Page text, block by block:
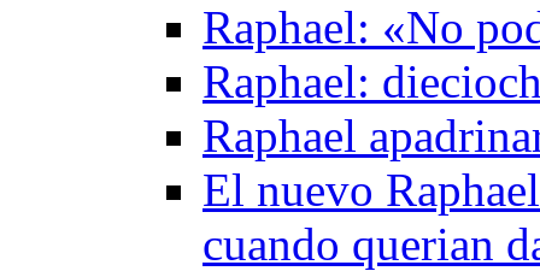
Raphael: «No
Raphael:
Raphael
El nuevo
cuando querian